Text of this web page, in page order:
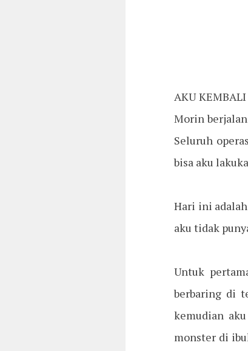
AKU
Morin
Seluruh
bisa aku
Hari ini
aku tidak
Untuk
berbaring di
kemudian
monster di